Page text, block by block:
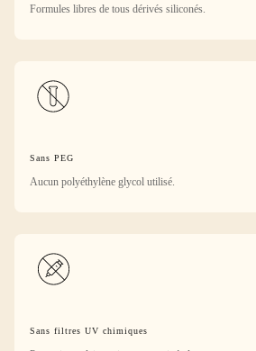
Formules libres de tous dérivés siliconés.
Sans PEG
Aucun polyéthylène glycol utilisé.
Sans filtres UV chimiques